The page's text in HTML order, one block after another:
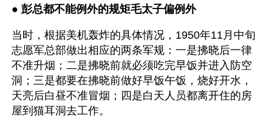
● 彭总都不能例外的规矩毛太子偏例外
当时，根据美机轰炸的具体情况，1950年11月中旬
志愿军总部做出相应的两条军规：一是拂晓后一律
不准升烟；二是拂晓前就必须吃完早饭并进入防空
洞；三是都要在拂晓前做好早饭午饭，烧好开水，
天亮后白昼不准冒烟；四是白天人员都离开住的房
屋到猫耳洞去工作。